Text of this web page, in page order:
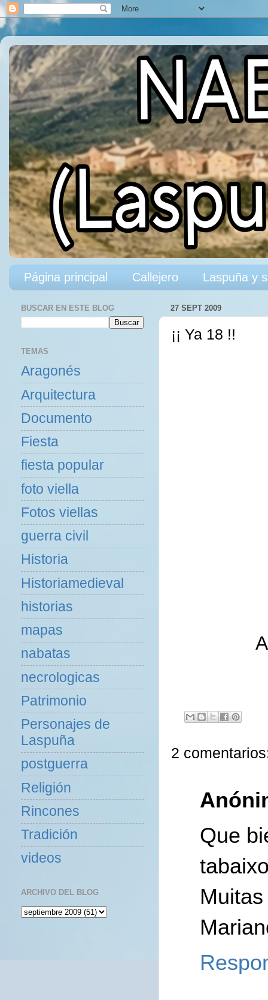
Página principal Callejero Laspuña y
27 SEPT 2009
¡¡ Ya 18 !!
2
Que
BUSCAR EN ESTE BLOG
TEMAS
Aragonés
Arquitectura
Documento
Fiesta
fiesta popular
foto viella
Fotos viellas
guerra civil
Historia
Historiamedieval
historias
mapas
nabatas
necrologicas
Patrimonio
Personajes de
Laspuña
postguerra
Religión
Rincones
Tradición
videos
ARCHIVO DEL BLOG